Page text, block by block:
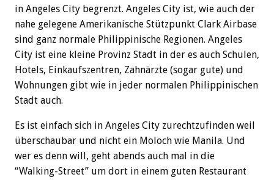
in Angeles City begrenzt. Angeles City ist, wie auch der
nahe gelegene Amerikanische Stützpunkt Clark Airbase
sind ganz normale Philippinische Regionen. Angeles
City ist eine kleine Provinz Stadt in der es auch Schulen,
Hotels, Einkaufszentren, Zahnärzte (sogar gute) und
Wohnungen gibt wie in jeder normalen Philippinischen
Stadt auch.
Es ist einfach sich in Angeles City zurechtzufinden weil
überschaubar und nicht ein Moloch wie Manila. Und
wer es denn will, geht abends auch mal in die
“Walking-Street” um dort in einem guten Restaurant